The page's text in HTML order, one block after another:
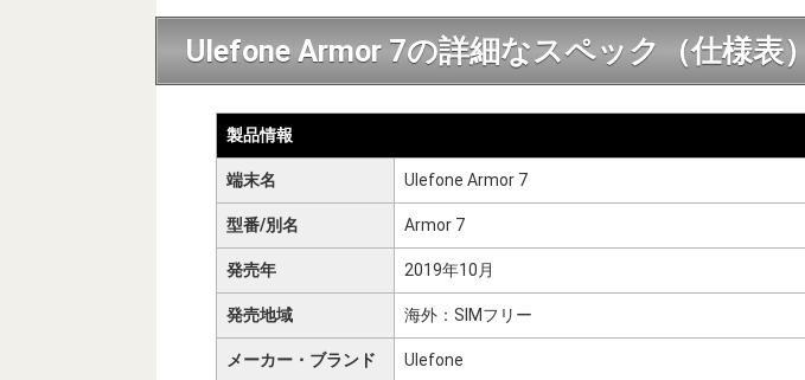
Ulefone Armor 7の詳細なスペック（仕様表）
製品情報
端末名 Ulefone Armor 7
型番/別名 Armor 7
発売年 2019年10月
発売地域 海外：SIMフリー
メーカー・ブランド Ulefone